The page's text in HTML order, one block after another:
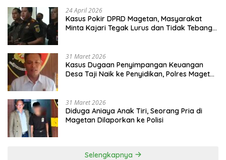
24 April 2026
Kasus Pokir DPRD Magetan, Masyarakat
Minta Kajari Tegak Lurus dan Tidak Tebang
31 Maret 2026
Kasus Dugaan Penyimpangan Keuangan
Desa Taji Naik ke Penyidikan, Polres Magetan
31 Maret 2026
Diduga Aniaya Anak Tiri, Seorang Pria di
Magetan Dilaporkan ke Polisi
Selengkapnya